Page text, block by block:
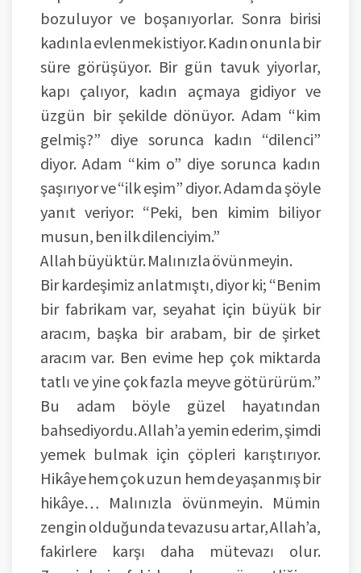
bozuluyor ve boşanıyorlar. Sonra birisi
kadınla evlenmek istiyor. Kadın onunla bir
süre görüşüyor. Bir gün tavuk yiyorlar,
kapı çalıyor, kadın açmaya gidiyor ve
üzgün bir şekilde dönüyor. Adam “kim
gelmiş?” diye sorunca kadın “dilenci”
diyor. Adam “kim o” diye sorunca kadın
şaşırıyor ve “ilk eşim” diyor. Adam da şöyle
yanıt veriyor: “Peki, ben kimim biliyor
musun, ben ilk dilenciyim.”
Allah büyüktür. Malınızla övünmeyin.
Bir kardeşimiz anlatmıştı, diyor ki; “Benim
bir fabrikam var, seyahat için büyük bir
aracım, başka bir arabam, bir de şirket
aracım var. Ben evime hep çok miktarda
tatlı ve yine çok fazla meyve götürürüm.”
Bu adam böyle güzel hayatından
bahsediyordu. Allah’a yemin ederim, şimdi
yemek bulmak için çöpleri karıştırıyor.
Hikâye hem çok uzun hem de yaşanmış bir
hikâye… Malınızla övünmeyin. Mümin
zengin olduğunda tevazusu artar, Allah’a,
fakirlere karşı daha mütevazı olur.